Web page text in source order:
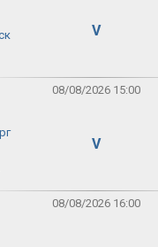
V
08/08/2026 15:00
V
08/08/2026 16:00